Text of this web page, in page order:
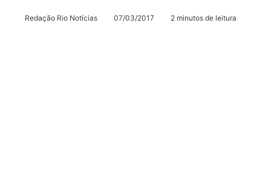
Redação Rio Notícias 07/03/2017 2 minutos de leitura